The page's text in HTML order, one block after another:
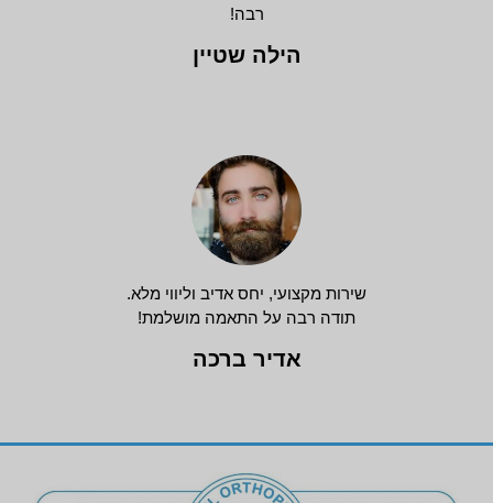
רבה!
הילה שטיין
שירות מקצועי, יחס אדיב וליווי מלא.
תודה רבה על התאמה מושלמת!
אדיר ברכה